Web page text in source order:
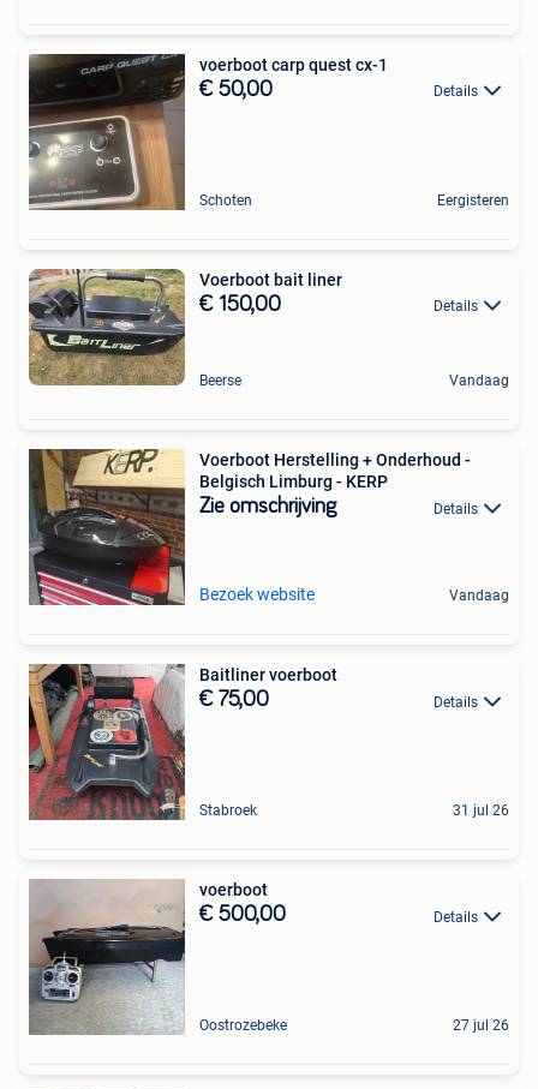
voerboot carp quest cx-1
€ 50,00 Details
Schoten Eergisteren
Voerboot bait liner
€ 150,00 Details
Beerse Vandaag
Voerboot Herstelling + Onderhoud -
Belgisch Limburg - KERP
Zie omschrijving Details
Bezoek website Vandaag
Baitliner voerboot
€ 75,00 Details
Stabroek 31 jul 26
voerboot
€ 500,00 Details
Oostrozebeke 27 jul 26